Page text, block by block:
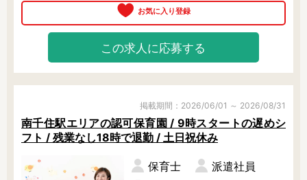
な公園へのお散歩へ行くことも多い
この求人に応募する
掲載期間：2026/06/01 ～ 2026/08/31
南千住駅エリアの認可保育園 / 9時スタートの遅めシ
フト / 残業なし18時で退勤 / 土日祝休み
保育士
派遣社員